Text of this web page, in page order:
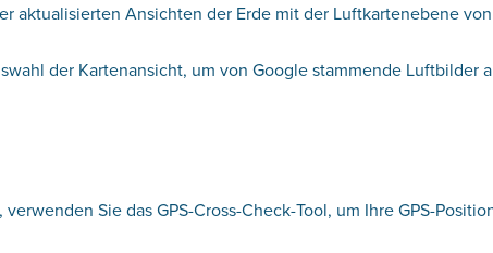
aktualisierten Ansichten der Erde mit der Luftkartenebene
der Kartenansicht, um von Google stammende Luftbilder
Sie das GPS-Cross-Check-Tool, um Ihre GPS-